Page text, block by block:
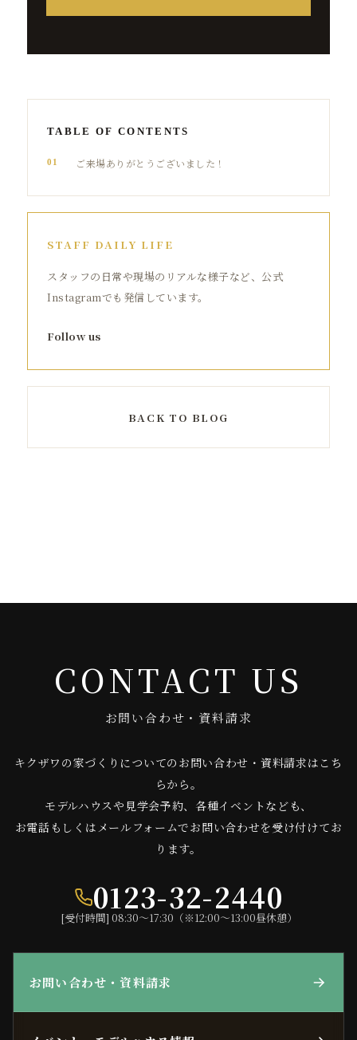
TABLE OF CONTENTS
01 ご来場ありがとうございました！
STAFF DAILY LIFE
スタッフの日常や現場のリアルな様子など、公式
Instagramでも発信しています。
Follow us
BACK TO BLOG
CONTACT US
お問い合わせ・資料請求
キクザワの家づくりについてのお問い合わせ・資料請求はこち
らから。
モデルハウスや見学会予約、各種イベントなども、
お電話もしくはメールフォームでお問い合わせを受け付けてお
ります。
0123-32-2440
[受付時間] 08:30〜17:30（※12:00〜13:00昼休憩）
お問い合わせ・資料請求